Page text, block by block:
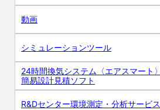
動画
シミュレーションツール
24時間換気システム〈エアスマート〉
簡易設計見積ソフト
R&Dセンター環境測定・分析サービス